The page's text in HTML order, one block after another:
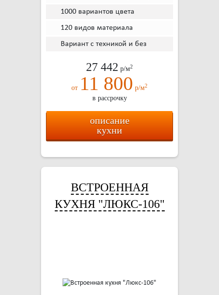
1000 вариантов цвета
120 видов материала
Вариант с техникой и без
27 442 р/м2
от 11 800 р/м2
в рассрочку
описание
кухни
ВСТРОЕННАЯ
КУХНЯ "ЛЮКС-106"